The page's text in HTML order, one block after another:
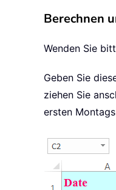
Berechnen
Wenden Sie
Geben Sie
ziehen Sie
ersten